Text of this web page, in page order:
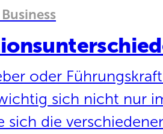
oder
sich nicht nur
sich die